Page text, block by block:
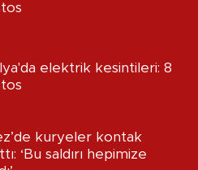
elektrik kesintileri: 8
kuryeler kontak
‘Bu saldırı hepimize